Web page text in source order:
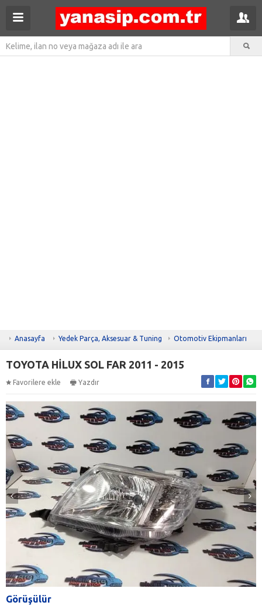
Anasayfa Yedek Parça, Aksesuar & Tuning Otomotiv Ekipmanları
TOYOTA HİLUX SOL FAR 2011 - 2015
Favorilere ekle Yazdır
Görüşülür